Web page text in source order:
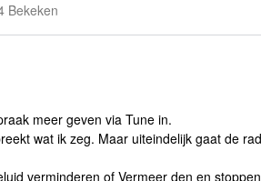
Bekeken
meer geven via Tune in.
wat ik zeg. Maar uiteindelijk gaat de
verminderen of Vermeer den en